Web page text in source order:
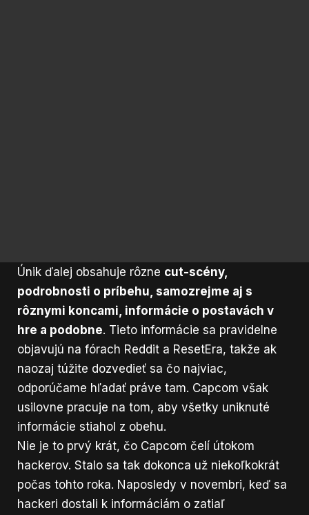
Únik ďalej obsahuje rôzne cut-scény,
podrobnosti o príbehu, samozrejme aj s
rôznymi koncami, informácie o postavách v
hre a podobne. Tieto informácie sa pravidelne
objavujú na fórach Reddit a ResetEra, takže ak
naozaj túžite dozvedieť sa čo najviac,
odporúčame hľadať práve tam. Capcom však
usilovne pracuje na tom, aby všetky uniknuté
informácie stiahol z obehu.
Nie je to prvý krát, čo Capcom čelí útokom
hackerov. Stalo sa tak dokonca už niekoľkokrát
počas tohto roka. Naposledy v novembri, keď sa
hackeri dostali k informáciám o zatiaľ